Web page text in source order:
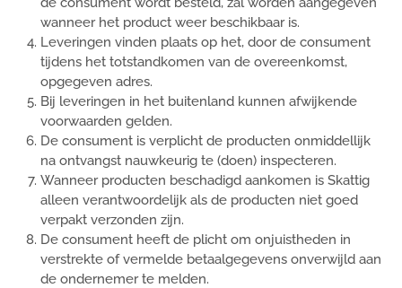
wanneer het product weer beschikbaar is.
Leveringen vinden plaats op het, door de consument
tijdens het totstandkomen van de overeenkomst,
opgegeven adres.
Bij leveringen in het buitenland kunnen afwijkende
voorwaarden gelden.
De consument is verplicht de producten onmiddellijk
na ontvangst nauwkeurig te (doen) inspecteren.
Wanneer producten beschadigd aankomen is Skattig
alleen verantwoordelijk als de producten niet goed
verpakt verzonden zijn.
De consument heeft de plicht om onjuistheden in
verstrekte of vermelde betaalgegevens onverwijld aan
de ondernemer te melden.